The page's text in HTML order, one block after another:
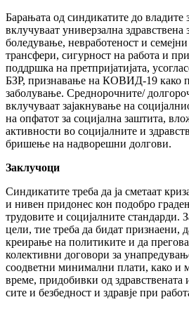
Барањата од синдикатите до владите
вклучуваат универзална
боледување, невработеност и
трансфери, сигурност на работа и
поддршка на претпријатијата,
БЗР, признавање на КОВИД-19 како
заболување. Среднорочните/
вклучуваат зајакнување на
на опфатот за социјална заштита,
активности во социјалните и
бришење на надворешни долгови.
Заклучоци
Синдикатите треба да ја сметаат
и нивен придонес кон подобро
трудовите и социјалните стандарди.
цели, тие треба да бидат признаени,
креирање на политиките и да
колективни договори за
соодветни минимални плати, како и
време, придобивки од здравствената
сите и безбедност и здравје при